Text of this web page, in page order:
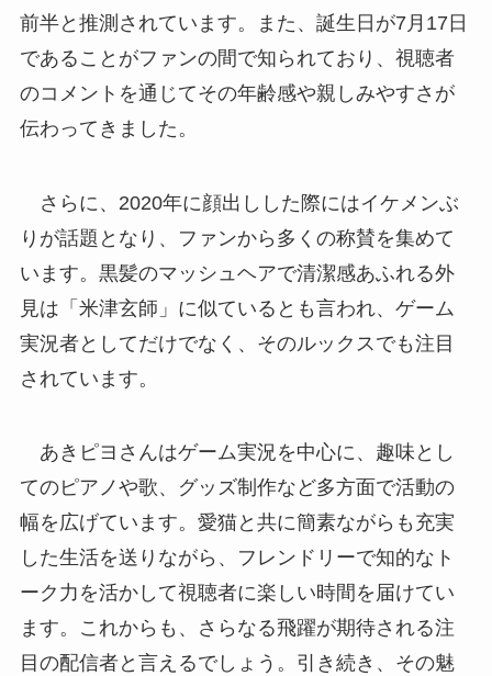
前半と推測されています。また、誕生日が7月17日
であることがファンの間で知られており、視聴者
のコメントを通じてその年齢感や親しみやすさが
伝わってきました。
さらに、2020年に顔出しした際にはイケメンぶ
りが話題となり、ファンから多くの称賛を集めて
います。黒髪のマッシュヘアで清潔感あふれる外
見は「米津玄師」に似ているとも言われ、ゲーム
実況者としてだけでなく、そのルックスでも注目
されています。
あきピヨさんはゲーム実況を中心に、趣味とし
てのピアノや歌、グッズ制作など多方面で活動の
幅を広げています。愛猫と共に簡素ながらも充実
した生活を送りながら、フレンドリーで知的なト
ーク力を活かして視聴者に楽しい時間を届けてい
ます。これからも、さらなる飛躍が期待される注
目の配信者と言えるでしょう。引き続き、その魅